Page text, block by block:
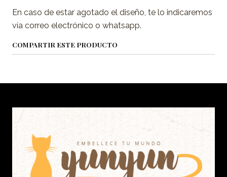
En caso de estar agotado el diseño, te lo indicaremos
vía correo electrónico o whatsapp.
COMPARTIR ESTE PRODUCTO